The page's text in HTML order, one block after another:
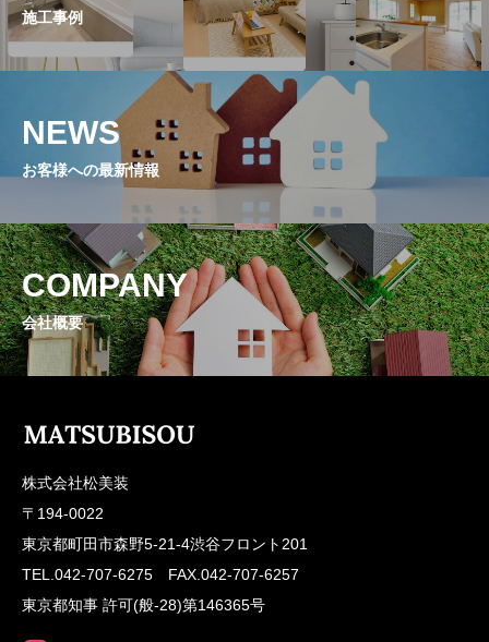
施工事例
NEWS
お客様への最新情報
COMPANY
会社概要
株式会社松美装
〒194-0022
東京都町田市森野5-21-4渋谷フロント201
TEL.042-707-6275 FAX.042-707-6257
東京都知事 許可(般-28)第146365号